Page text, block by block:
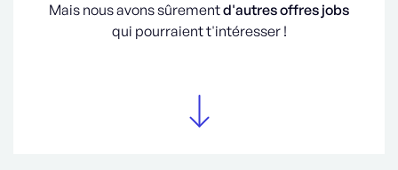
Mais nous avons sûrementd'autres offres jobs
qui pourraient t'intéresser !